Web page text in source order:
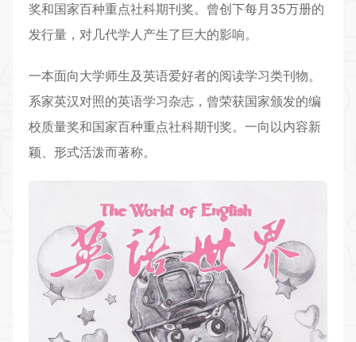
奖和国家百种重点社科期刊奖。曾创下每月35万册的
发行量，对几代学人产生了巨大的影响。
一本面向大学师生及英语爱好者的阅读学习类刊物。
系家英汉对照的英语学习杂志，曾荣获国家颁发的编
校质量奖和国家百种重点社科期刊奖。一向以内容新
颖、形式活泼而著称。